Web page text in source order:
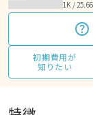
1K /
初期費用が
知りたい